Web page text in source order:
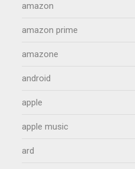
amazon
amazon prime
amazone
android
apple
apple music
ard